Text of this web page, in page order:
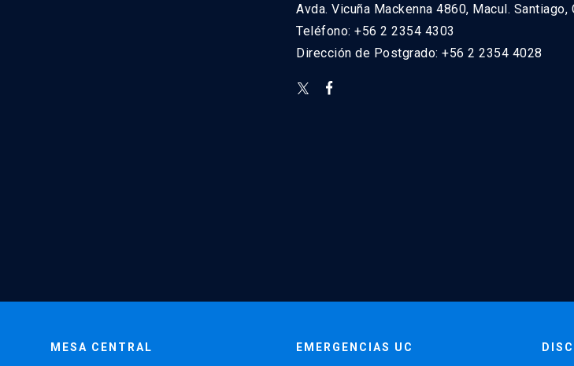
Avda. Vicuña Mackenna 4860, Macul. Santiago,
Teléfono: +56 2 2354 4303
Dirección de Postgrado: +56 2 2354 4028
MESA CENTRAL EMERGENCIAS UC